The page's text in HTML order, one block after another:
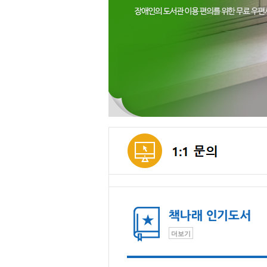
메인컨텐츠
더보기